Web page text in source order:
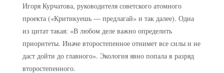
Игоря Курчатова, руководителя советского атомного
проекта («Критикуешь — предлагай» и так далее). Одна
из цитат такая: «В любом деле важно определить
приоритеты. Иначе второстепенное отнимет все силы и не
даст дойти до главного». Экология явно попала в разряд
второстепенного.